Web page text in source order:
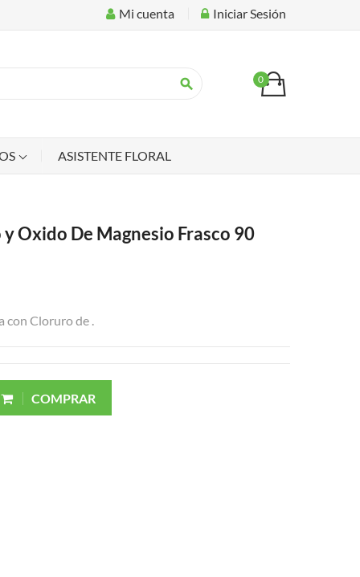
Mi cuenta Iniciar Sesión
0
search
ASISTENTE FLORAL
Oxido De Magnesio Frasco 90
Cloruro de .
COMPRAR